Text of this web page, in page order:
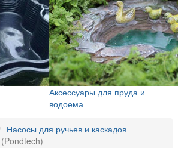
Аксессуары для пруда и
водоема
Насосы для ручьев и каскадов